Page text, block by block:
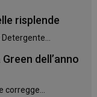
risplende
dell’anno